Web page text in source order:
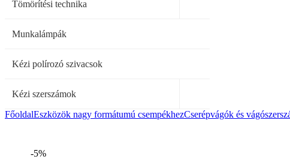
Tömörítési technika
Munkalámpák
Kézi polírozó szivacsok
Kézi szerszámok
FőoldalEszközök nagy formátumú csempékhezCserépvágók és
-5%